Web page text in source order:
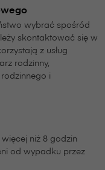
wybrać spośród
skontaktować się w
z usług
rodzinny,
i
niż 8 godzin
od wypadku przez